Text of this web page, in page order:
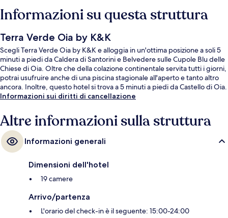
Informazioni su questa struttura
Terra Verde Oia by K&K
Scegli Terra Verde Oia by K&K e alloggia in un'ottima posizione a soli 5
minuti a piedi da Caldera di Santorini e Belvedere sulle Cupole Blu delle
Chiese di Oia. Oltre che della colazione continentale servita tutti i giorni,
potrai usufruire anche di una piscina stagionale all'aperto e tanto altro
ancora. Inoltre, questo hotel si trova a 5 minuti a piedi da Castello di Oia.
Informazioni sui diritti di cancellazione
Altre informazioni sulla struttura
Informazioni generali
Dimensioni dell'hotel
19 camere
Arrivo/partenza
L'orario del check-in è il seguente: 15:00-24:00